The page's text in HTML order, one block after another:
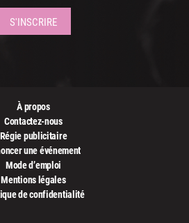
À propos
Contactez-nous
Régie publicitaire
une événement
Mode d’emploi
Mentions légales
de confidentialité